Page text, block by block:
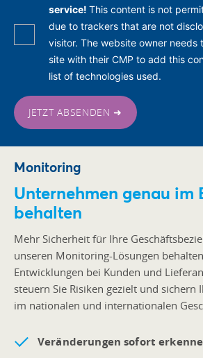
service! This content is not
due to trackers that are not
visitor. The website owner needs
site with their CMP to add this
list of technologies used.
JETZT ABSENDEN ➜
Monitoring
Unternehmen genau im
behalten
Mehr Sicherheit für Ihre
unseren Monitoring-Lösungen
Entwicklungen bei Kunden und
steuern Sie Risiken gezielt und sichern
im nationalen und internationalen
Veränderungen sofort